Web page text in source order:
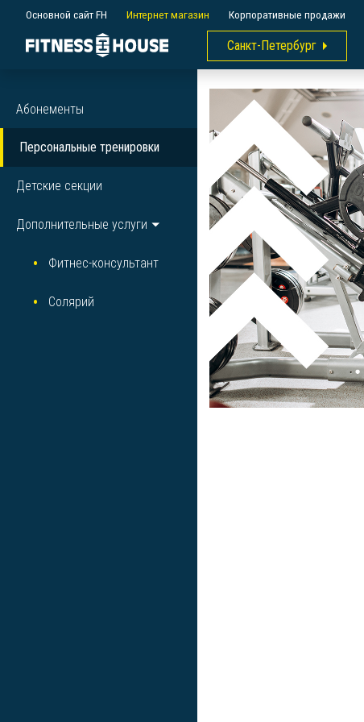
Основной сайт FH Интернет магазин Корпоративные продажи
Санкт-Петербург
Абонементы
Персональные тренировки
Детские секции
Дополнительные услуги
Фитнес-консультант
Солярий